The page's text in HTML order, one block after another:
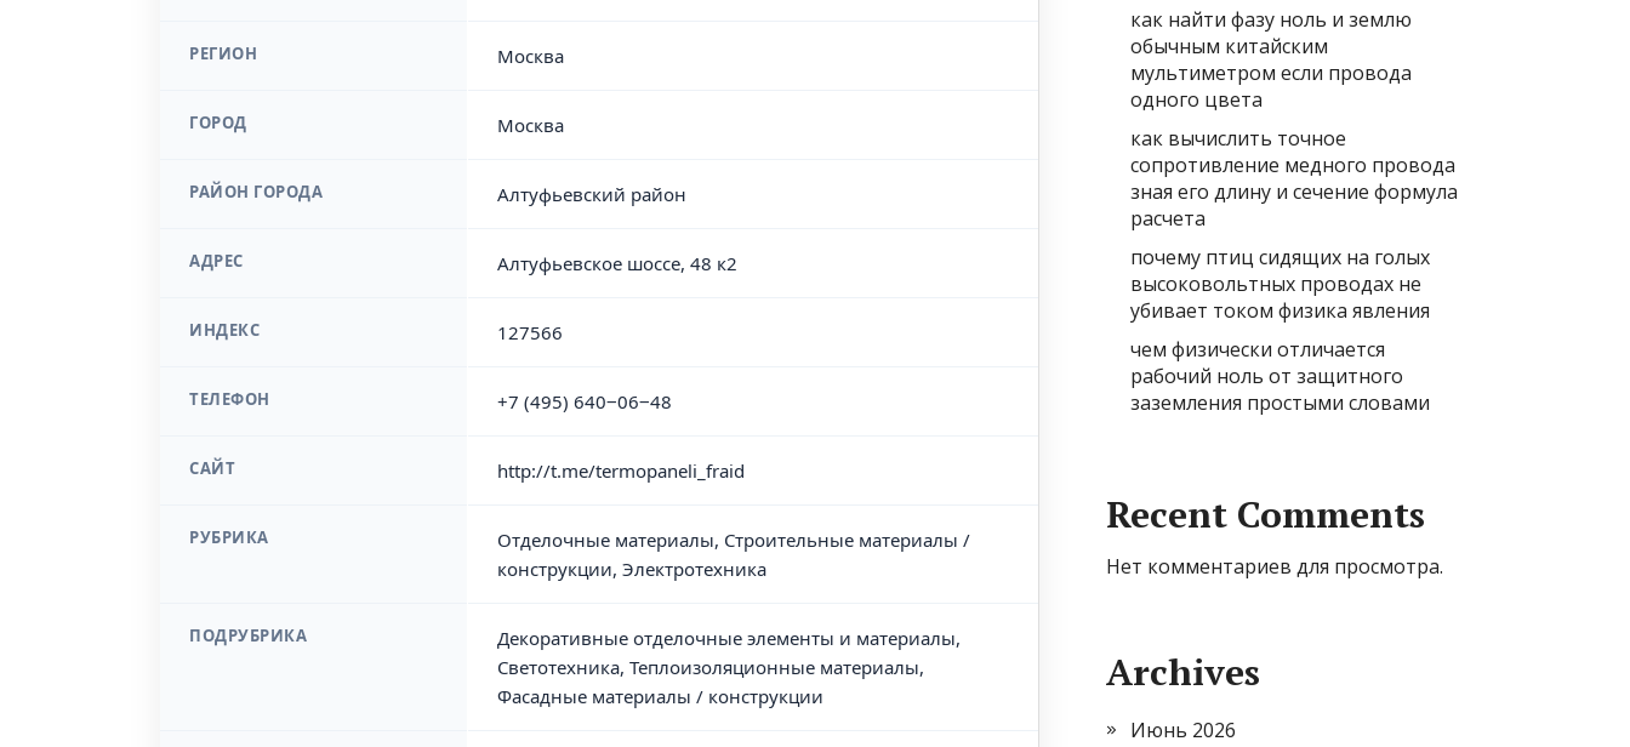
РЕГИОН Москва
ГОРОД Москва
РАЙОН ГОРОДА Алтуфьевский район
АДРЕС Алтуфьевское шоссе, 48 к2
ИНДЕКС 127566
ТЕЛЕФОН +7 (495) 640‒06‒48
САЙТ http://t.me/termopaneli_fraid
РУБРИКА
Отделочные материалы, Строительные материалы /
конструкции, Электротехника
ПОДРУБРИКА
Декоративные отделочные элементы и материалы,
Светотехника, Теплоизоляционные материалы,
Фасадные материалы / конструкции
как найти фазу ноль и землю
обычным китайским
мультиметром если провода
одного цвета
как вычислить точное
сопротивление медного провода
зная его длину и сечение формула
расчета
почему птиц сидящих на голых
высоковольтных проводах не
убивает током физика явления
чем физически отличается
рабочий ноль от защитного
заземления простыми словами
Recent Comments
Нет комментариев для просмотра.
Archives
Июнь 2026